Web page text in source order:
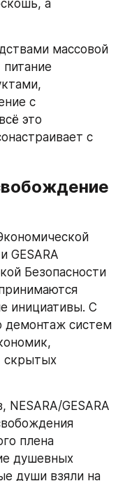
а
массовой
с
это
с
GESARA
Безопасности
инициативы. С
демонтаж систем
скрытых
GESARA
плена
душевных
души взяли на